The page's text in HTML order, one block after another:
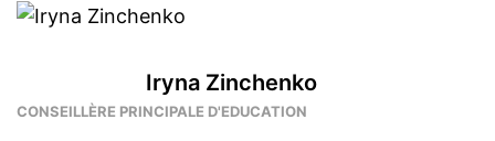
Iryna Zinchenko
CONSEILLÈRE PRINCIPALE D'EDUCATION